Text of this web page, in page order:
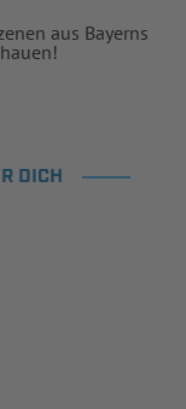
aus Bayerns
DICH